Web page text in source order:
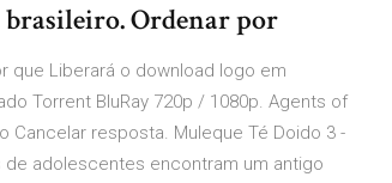
Ordenar por
que Liberará o download logo em
Torrent BluRay 720p / 1080p. Agents of
Cancelar resposta. Muleque Té Doido 3 -
de adolescentes encontram um antigo